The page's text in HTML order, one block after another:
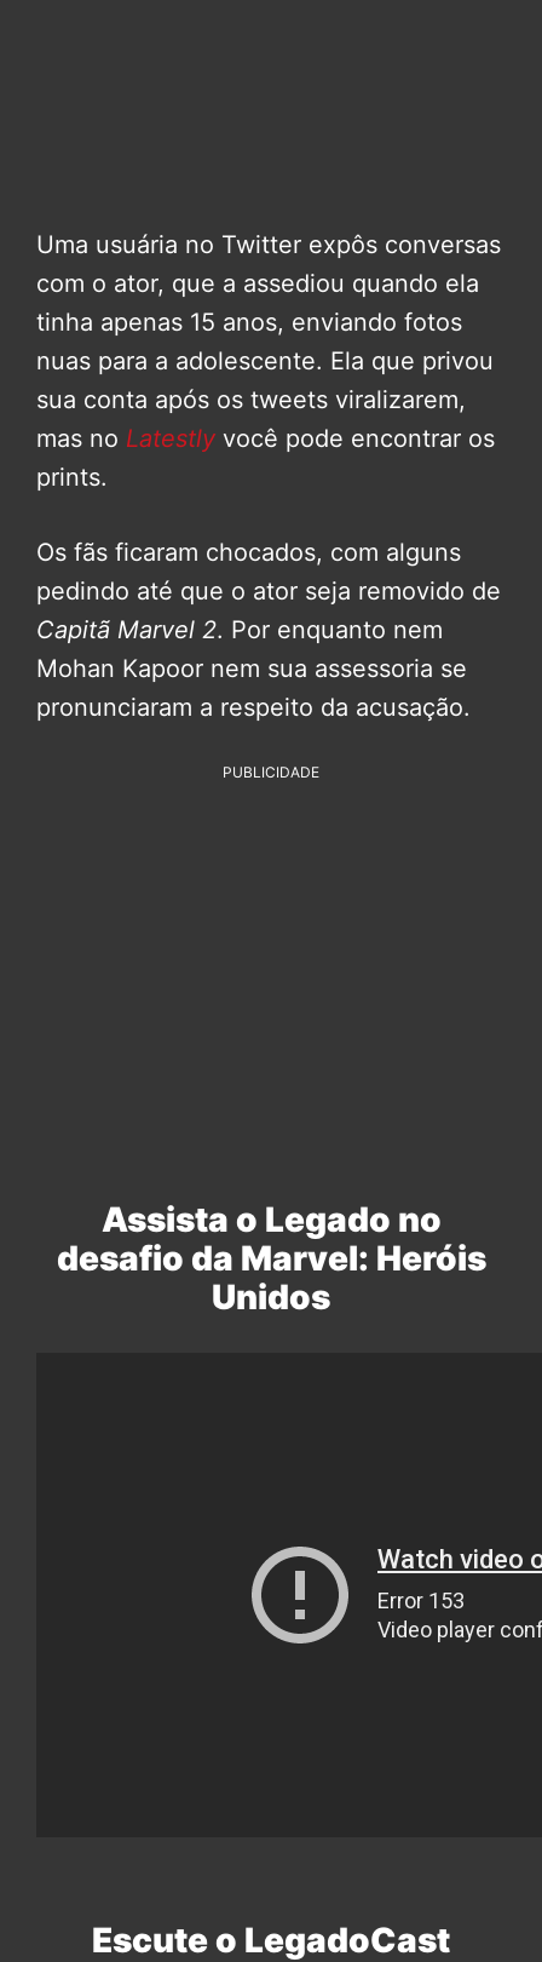
Uma usuária no Twitter expôs conversas
com o ator, que a assediou quando ela
tinha apenas 15 anos, enviando fotos
nuas para a adolescente. Ela que privou
sua conta após os tweets viralizarem,
mas no Latestly você pode encontrar os
prints.
Os fãs ficaram chocados, com alguns
pedindo até que o ator seja removido de
Capitã Marvel 2. Por enquanto nem
Mohan Kapoor nem sua assessoria se
pronunciaram a respeito da acusação.
PUBLICIDADE
Assista o Legado no
desafio da Marvel: Heróis
Unidos
Escute o LegadoCast